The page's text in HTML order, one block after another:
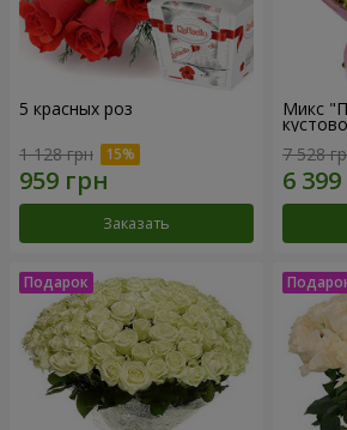
5 красных роз
1 128 грн
Заказать
Микс
7 528